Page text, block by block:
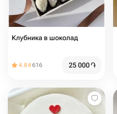
Клубника в шоколад
4.84616 25 000֏